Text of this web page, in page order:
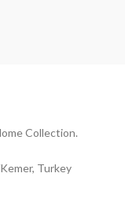
Collection.
Turkey